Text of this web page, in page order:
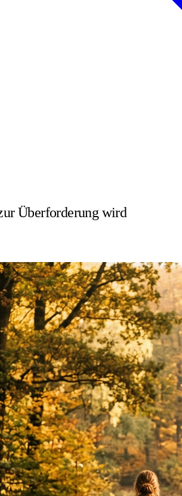
Überforderung wird